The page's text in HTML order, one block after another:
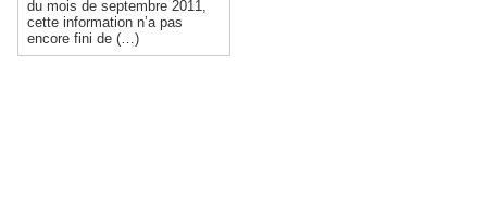
du mois de septembre 2011,
cette information n’a pas
encore fini de (…)